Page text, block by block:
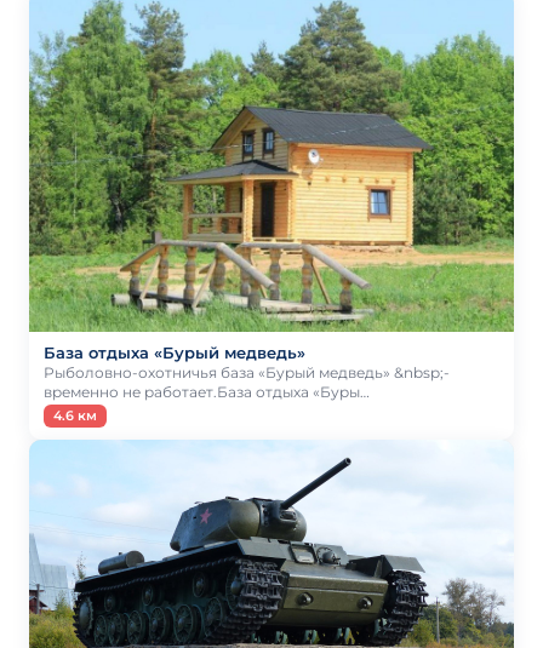
База отдыха «Бурый медведь»
Рыболовно-охотничья база «Бурый медведь» &nbsp;-
временно не работает.База отдыха «Буры…
4.6 км